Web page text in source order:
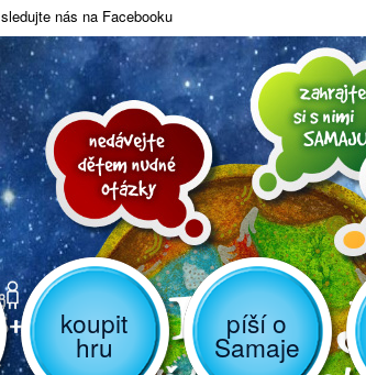
sledujte nás na Facebooku
koupit
hru
píší o
Samaje